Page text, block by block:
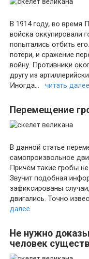
В 1914 году, во время
войска оккупировали
попытались отбить
потери, и сражение
войну. Противники
другу из
Иногда… читать далее
Перемещение
В данной статье
самопроизвольное
Причём такие гробы
Звучит подобная
зафиксированы
двигались. Точно
далее
Не нужно
человек